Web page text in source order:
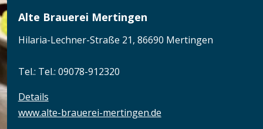
Alte Brauerei Mertingen
Hilaria-Lechner-Straße 21, 86690 Mertingen
Tel.: Tel.: 09078-912320
Details
www.alte-brauerei-mertingen.de